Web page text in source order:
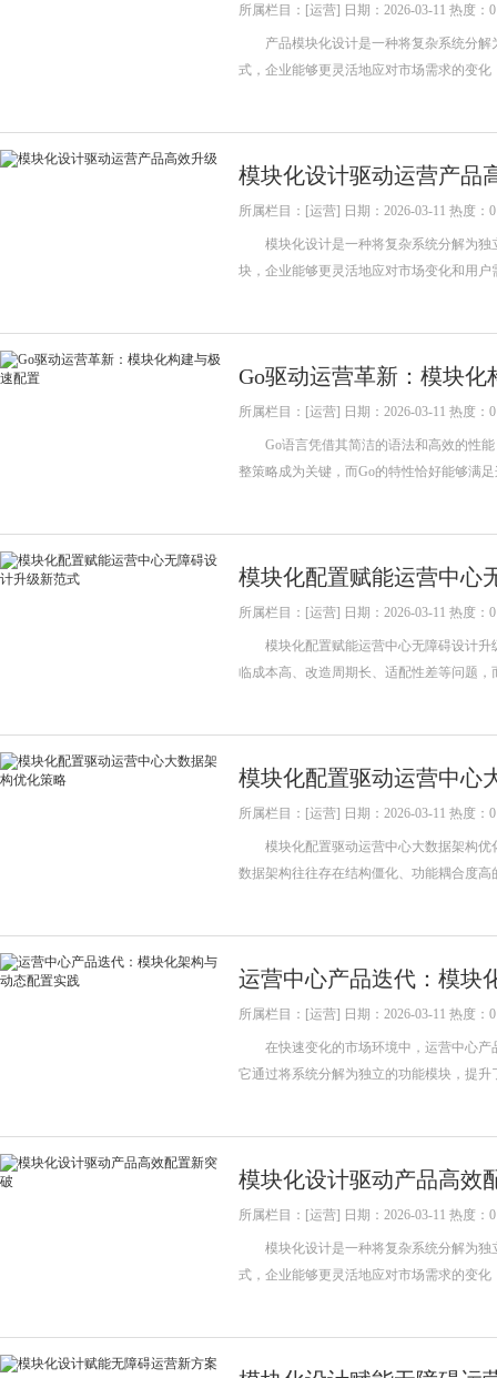
所属栏目：[运营] 日期：2026-03-11 热度：0
产品模块化设计是一种将复杂系统分解
式，企业能够更灵活地应对市场需求的变
模块化设计驱动运营产品
所属栏目：[运营] 日期：2026-03-11 热度：0
模块化设计是一种将复杂系统分解为独
块，企业能够更灵活地应对市场变化和用
Go驱动运营革新：模块化
所属栏目：[运营] 日期：2026-03-11 热度：0
Go语言凭借其简洁的语法和高效的性能
整策略成为关键，而Go的特性恰好能够
模块化配置赋能运营中心
所属栏目：[运营] 日期：2026-03-11 热度：0
模块化配置赋能运营中心无障碍设计升
临成本高、改造周期长、适配性差等问题
模块化配置驱动运营中心
所属栏目：[运营] 日期：2026-03-11 热度：0
模块化配置驱动运营中心大数据架构优
数据架构往往存在结构僵化、功能耦合度
运营中心产品迭代：模块
所属栏目：[运营] 日期：2026-03-11 热度：0
在快速变化的市场环境中，运营中心产
它通过将系统分解为独立的功能模块，提
模块化设计驱动产品高效
所属栏目：[运营] 日期：2026-03-11 热度：0
模块化设计是一种将复杂系统分解为独
式，企业能够更灵活地应对市场需求的变